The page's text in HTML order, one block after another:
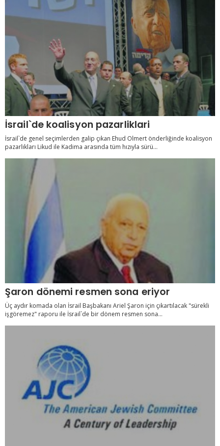
İsrail`de koalisyon pazarliklari
İsrail`de genel seçimlerden galip çıkan Ehud Olmert önderliğinde koalisyon
pazarlıkları Likud ile Kadima arasında tüm hızıyla sürü...
Şaron dönemi resmen sona eriyor
Üç aydır komada olan İsrail Başbakanı Ariel Şaron için çıkartılacak "sürekli
işgöremez" raporu ile İsrail`de bir dönem resmen sona...